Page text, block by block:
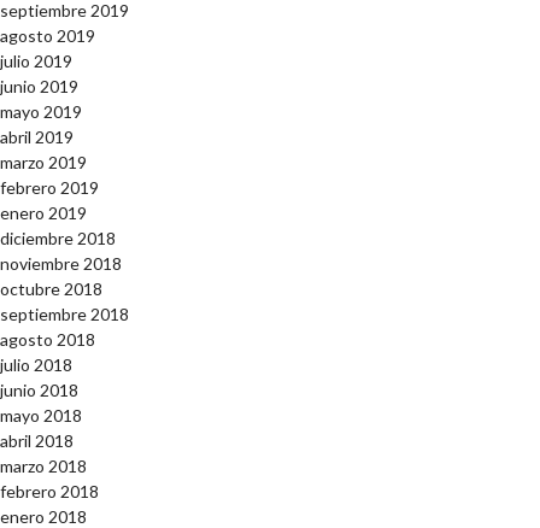
septiembre 2019
agosto 2019
julio 2019
junio 2019
mayo 2019
abril 2019
marzo 2019
febrero 2019
enero 2019
diciembre 2018
noviembre 2018
octubre 2018
septiembre 2018
agosto 2018
julio 2018
junio 2018
mayo 2018
abril 2018
marzo 2018
febrero 2018
enero 2018